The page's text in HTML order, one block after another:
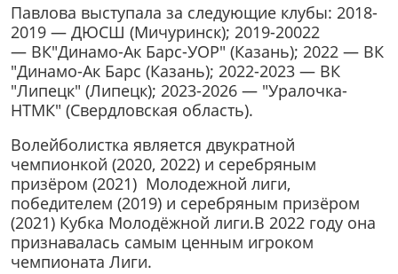
Павлова выступала за следующие клубы: 2018-
2019 — ДЮСШ (Мичуринск); 2019-20022
— ВК"Динамо-Ак Барс-УОР" (Казань); 2022 — ВК
"Динамо-Ак Барс (Казань); 2022-2023 — ВК
"Липецк" (Липецк); 2023-2026 — "Уралочка-
НТМК" (Свердловская область).
Волейболистка является двукратной
чемпионкой (2020, 2022) и серебряным
призёром (2021) Молодежной лиги,
победителем (2019) и серебряным призёром
(2021) Кубка Молодёжной лиги.В 2022 году она
признавалась самым ценным игроком
чемпионата Лиги.